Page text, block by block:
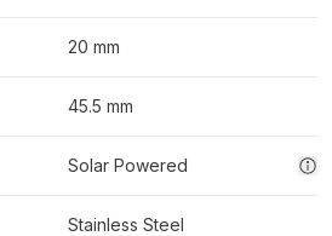
20 mm
45.5 mm
Solar Powered
Stainless Steel